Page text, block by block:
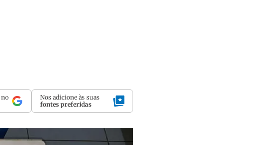
no
Nos adicione às suas
fontes preferidas